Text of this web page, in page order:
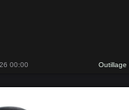
00:00 Outillage